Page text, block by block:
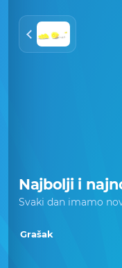
Najbolji i
Svaki dan imamo
Grašak